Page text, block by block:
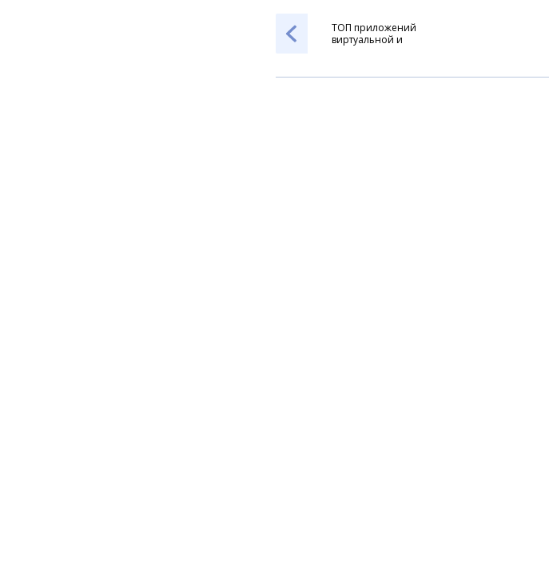
ТОП приложений
виртуальной и
архитекторов